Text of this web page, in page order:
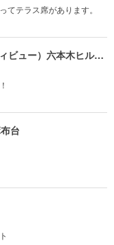
てテラス席があります。
Tokyo City View（東京シティビュー）六本木ヒルズ展望台
台